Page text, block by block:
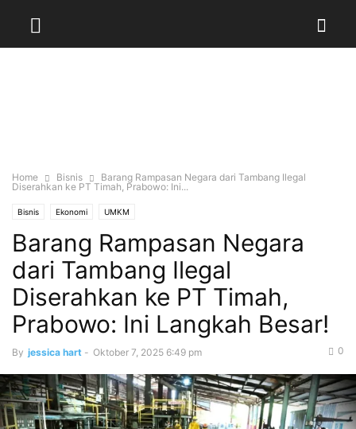
Home Bisnis
Barang Rampasan Negara dari Tambang Ilegal
Diserahkan ke PT Timah, Prabowo: Ini...
Bisnis Ekonomi UMKM
Barang Rampasan Negara
dari Tambang Ilegal
Diserahkan ke PT Timah,
Prabowo: Ini Langkah Besar!
By jessica hart - Oktober 7, 2025 6:49 pm 0